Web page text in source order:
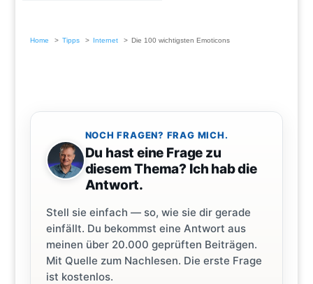
Home Tipps Internet Die 100 wichtigsten Emoticons
NOCH FRAGEN? FRAG MICH.
Du hast eine Frage zu
diesem Thema? Ich hab die
Antwort.
Stell sie einfach — so, wie sie dir gerade
einfällt. Du bekommst eine Antwort aus
meinen über 20.000 geprüften Beiträgen.
Mit Quelle zum Nachlesen. Die erste Frage
ist kostenlos.